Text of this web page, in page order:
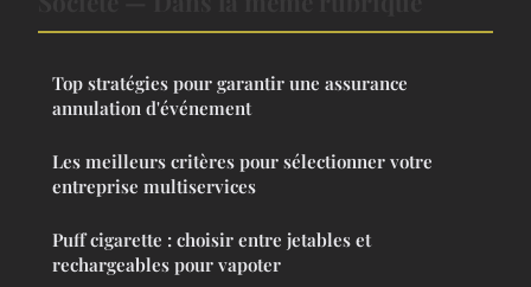
Top stratégies pour garantir une assurance
annulation d'événement
Les meilleurs critères pour sélectionner votre
entreprise multiservices
Puff cigarette : choisir entre jetables et
rechargeables pour vapoter